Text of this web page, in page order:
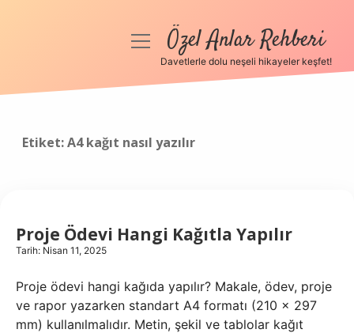
Anasayfa
menüyüÖzel Anlar Rehberi
Davetlerle dolu neşeli hikayeler keşfet!
Etiket:A4 kağıt nasıl yazılır
Proje Ödevi Hangi Kağıtla Yapılır
Tarih: Nisan 11, 2025
Proje ödevi hangi kağıda yapılır? Makale, ödev, proje
ve rapor yazarken standart A4 formatı (210 x 297
mm) kullanılmalıdır. Metin, şekil ve tablolar kağıt